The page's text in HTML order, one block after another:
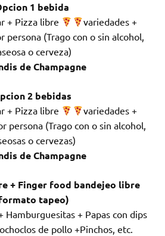
1 bebida
+ Pizza libre
variedades +
persona (Trago con o sin alcohol,
o cerveza)
de Champagne
2 bebidas
+ Pizza libre
variedades +
persona (Trago con o sin alcohol,
o cervezas)
de Champagne
+ Finger food bandejeo libre
tapeo)
Hamburguesitas + Papas con dips
de pollo +Pinchos, etc.